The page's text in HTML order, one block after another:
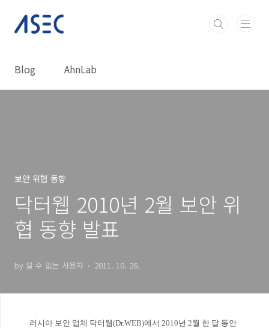
Blog AhnLab
보안 위협 동향
닥터웹 2010년 2월 보안 위
협 동향 발표
by 알 수 없는 사용자 2011. 10. 26.
러시아 보안 업체 닥터웹(Dr.WEB)에서 2010년 2월 한 달 동안